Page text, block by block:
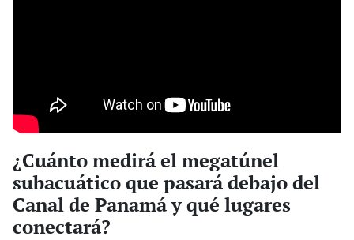
¿Cuánto medirá el megatúnel
subacuático que pasará debajo del
Canal de Panamá y qué lugares
conectará?